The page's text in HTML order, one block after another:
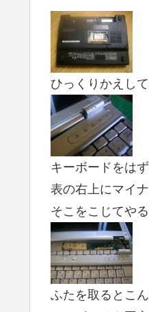
ひっくりかえし
キーボードをは
表の右上にマイ
そこをこじてや
ふたを取るとこん